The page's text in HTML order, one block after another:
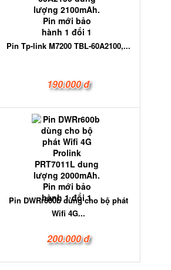
Pin Tp-link M7200 TBL-60A2100,...
190.000 đ
Pin DWRr600b dùng cho bộ phát
Wifi 4G...
200.000 đ